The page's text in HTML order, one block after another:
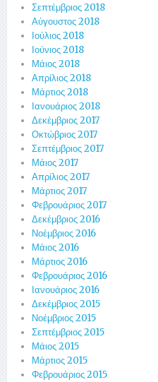
Σεπτέμβριος 2018
Αύγουστος 2018
Ιούλιος 2018
Ιούνιος 2018
Μάιος 2018
Απρίλιος 2018
Μάρτιος 2018
Ιανουάριος 2018
Δεκέμβριος 2017
Οκτώβριος 2017
Σεπτέμβριος 2017
Μάιος 2017
Απρίλιος 2017
Μάρτιος 2017
Φεβρουάριος 2017
Δεκέμβριος 2016
Νοέμβριος 2016
Μάιος 2016
Μάρτιος 2016
Φεβρουάριος 2016
Ιανουάριος 2016
Δεκέμβριος 2015
Νοέμβριος 2015
Σεπτέμβριος 2015
Μάιος 2015
Μάρτιος 2015
Φεβρουάριος 2015